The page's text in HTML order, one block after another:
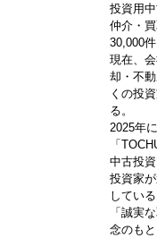
投資用
仲介・
30,000件
現在、
却・不
くの投
る。
2025年
「
中古投
投資家
している
「誠実
念のも